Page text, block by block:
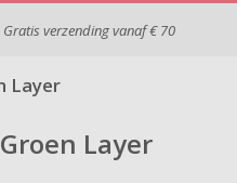
Gratis verzending vanaf € 70
Layer
Layer